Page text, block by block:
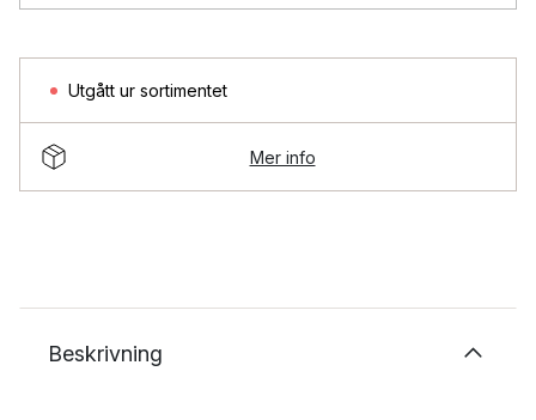
Utgått ur sortimentet
Mer info
Beskrivning